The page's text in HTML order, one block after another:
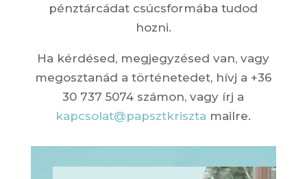
pénztárcádat csúcsformába tudod
hozni.
Ha kérdésed, megjegyzésed van, vagy
megosztanád a történetedet, hívj a +36
kapcsolat@papsztkriszta mailre.